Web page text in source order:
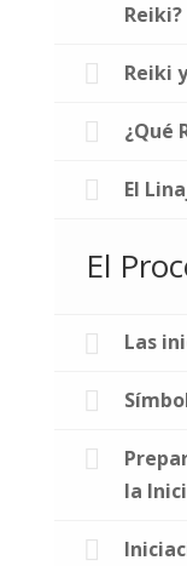
Reiki?
Reiki
¿Qué
El
El
Las
la